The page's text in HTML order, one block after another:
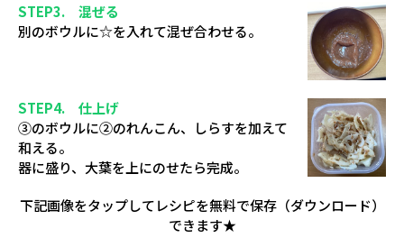
STEP3. 混ぜる
別のボウルに☆を入れて混ぜ合わせる。
STEP4. 仕上げ
③のボウルに②のれんこん、しらすを加えて
和える。
器に盛り、大葉を上にのせたら完成。
下記画像をタップしてレシピを無料で保存（ダウンロード）
できます★